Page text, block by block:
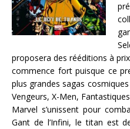
proposera des rééditions à
commence fort puisque ce
plus grandes sagas
Vengeurs, X-Men,
Marvel s’unissent pour
Gant de l’Infini, le titan est